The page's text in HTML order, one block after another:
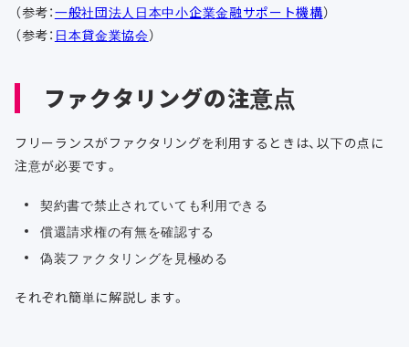
（参考：一般社団法人日本中小企業金融サポート機構）
（参考： 日本貸金業協会）
ファクタリングの注意点
フリーランスがファクタリングを利用するときは、以下の点に
注意が必要です。
契約書で禁止されていても利用できる
償還請求権の有無を確認する
偽装ファクタリングを見極める
それぞれ簡単に解説します。